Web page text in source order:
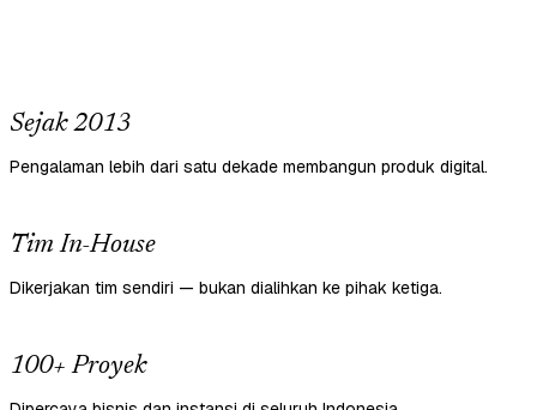
Sejak 2013
Pengalaman lebih dari satu dekade membangun produk digital.
Tim In-House
Dikerjakan tim sendiri — bukan dialihkan ke pihak ketiga.
100+ Proyek